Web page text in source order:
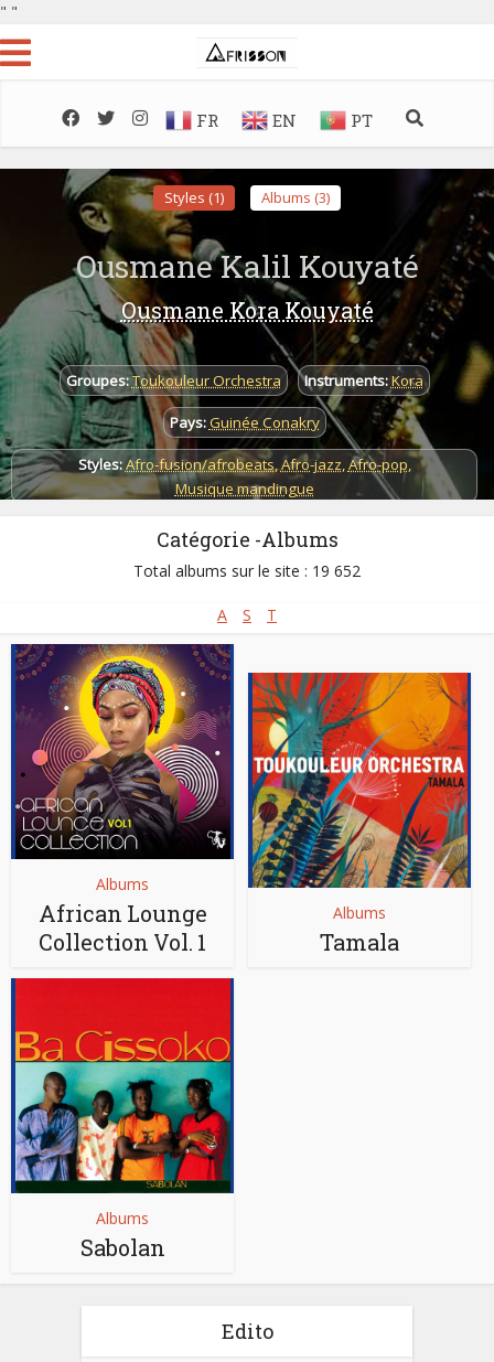
" "
FR EN PT
Styles (1) Albums (3)
Ousmane Kalil Kouyaté
Ousmane Kora Kouyaté
Groupes:Toukouleur Orchestra Instruments:Kora
Pays:Guinée Conakry
Styles:Afro-fusion/afrobeats,Afro-jazz,Afro-pop,
Musique mandingue
Catégorie -Albums
Total albums sur le site : 19 652
A S T
Albums
African Lounge
Collection Vol. 1
Albums
Tamala
Albums
Sabolan
Edito